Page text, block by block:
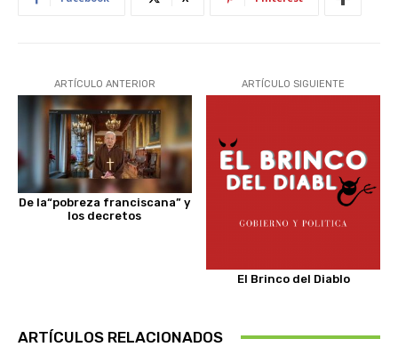
ARTÍCULO ANTERIOR
De la“pobreza franciscana” y
los decretos
ARTÍCULO SIGUIENTE
El Brinco del Diablo
ARTÍCULOS RELACIONADOS